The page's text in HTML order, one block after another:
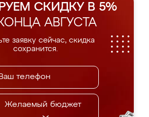
СКИДКУ В 5%
АВГУСТА
заявку сейчас, скидка
сохранится.
Желаемый бюджет